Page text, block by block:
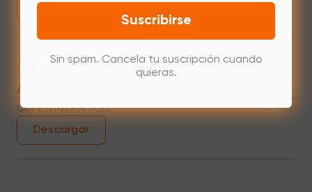
Descargar
Mac 10.10~10.14
Artist series 16/22HD/22E
Oct 21,2021 PM 19:55
Descargar
Suscribirse
Sin spam. Cancela tu suscripción cuando
quieras.